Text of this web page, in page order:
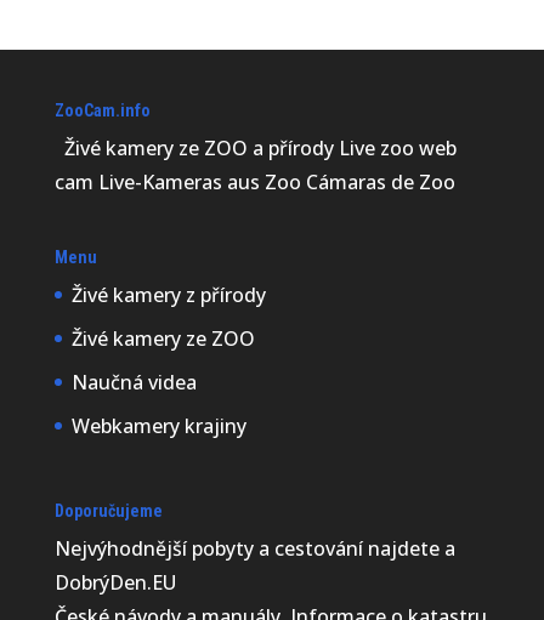
ZooCam.info
Živé kamery ze ZOO a přírody Live zoo web
cam Live-Kameras aus Zoo Cámaras de Zoo
Menu
Živé kamery z přírody
Živé kamery ze ZOO
Naučná videa
Webkamery krajiny
Doporučujeme
Nejvýhodnější pobyty a cestování najdete a
DobrýDen.EU